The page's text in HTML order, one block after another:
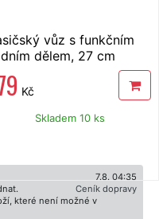
vůz s funkčním
dělem, 27 cm
Kč
Skladem 10 ks
7.8. 04:35
Ceník dopravy
které není možné v